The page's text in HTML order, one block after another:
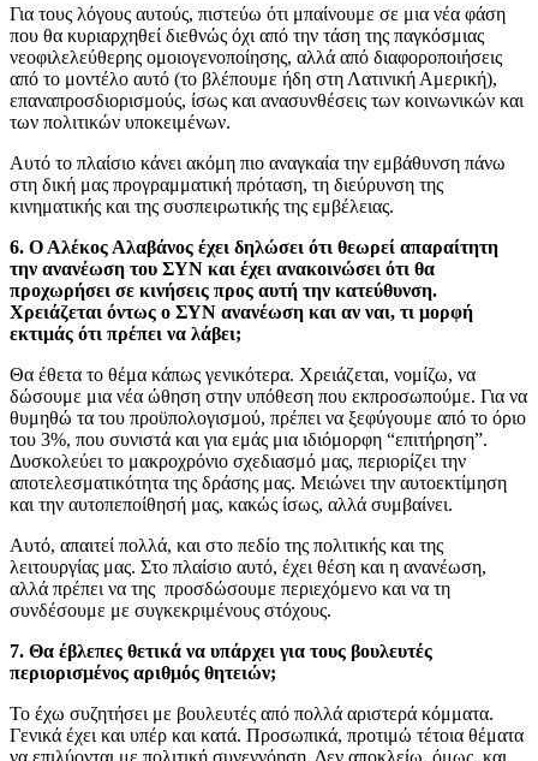
Για τους λόγους αυτούς, πιστεύω ότι μπαίνουμε σε μια νέα φάση
που θα κυριαρχηθεί διεθνώς όχι από την τάση της παγκόσμιας
νεοφιλελεύθερης ομοιογενοποίησης, αλλά από διαφοροποιήσεις
από το μοντέλο αυτό (το βλέπουμε ήδη στη Λατινική Αμερική),
επαναπροσδιορισμούς, ίσως και ανασυνθέσεις των κοινωνικών και
των πολιτικών υποκειμένων.
Αυτό το πλαίσιο κάνει ακόμη πιο αναγκαία την εμβάθυνση πάνω
στη δική μας προγραμματική πρόταση, τη διεύρυνση της
κινηματικής και της συσπειρωτικής της εμβέλειας.
6. Ο Αλέκος Αλαβάνος έχει δηλώσει ότι θεωρεί απαραίτητη
την ανανέωση του ΣΥΝ και έχει ανακοινώσει ότι θα
προχωρήσει σε κινήσεις προς αυτή την κατεύθυνση.
Χρειάζεται όντως ο ΣΥΝ ανανέωση και αν ναι, τι μορφή
εκτιμάς ότι πρέπει να λάβει;
Θα έθετα το θέμα κάπως γενικότερα. Χρειάζεται, νομίζω, να
δώσουμε μια νέα ώθηση στην υπόθεση που εκπροσωπούμε. Για να
θυμηθώ τα του προϋπολογισμού, πρέπει να ξεφύγουμε από το όριο
του 3%, που συνιστά και για εμάς μια ιδιόμορφη “επιτήρηση”.
Δυσκολεύει το μακροχρόνιο σχεδιασμό μας, περιορίζει την
αποτελεσματικότητα της δράσης μας. Μειώνει την αυτοεκτίμηση
και την αυτοπεποίθησή μας, κακώς ίσως, αλλά συμβαίνει.
Αυτό, απαιτεί πολλά, και στο πεδίο της πολιτικής και της
λειτουργίας μας. Στο πλαίσιο αυτό, έχει θέση και η ανανέωση,
αλλά πρέπει να της προσδώσουμε περιεχόμενο και να τη
συνδέσουμε με συγκεκριμένους στόχους.
7. Θα έβλεπες θετικά να υπάρχει για τους βουλευτές
περιορισμένος αριθμός θητειών;
Το έχω συζητήσει με βουλευτές από πολλά αριστερά κόμματα.
Γενικά έχει και υπέρ και κατά. Προσωπικά, προτιμώ τέτοια θέματα